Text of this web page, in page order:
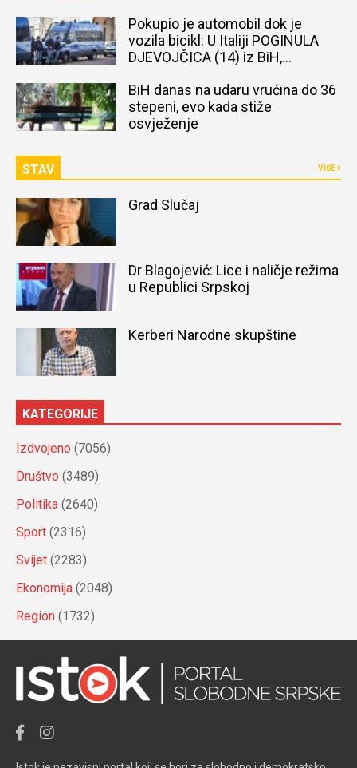
Pokupio je automobil dok je
vozila bicikl: U Italiji POGINULA
DJEVOJČICA (14) iz BiH,
BiH danas na udaru vrućina do 36
stepeni, evo kada stiže
osvježenje
STAV VIŠE
Grad Slučaj
Dr Blagojević: Lice i naličje režima
u Republici Srpskoj
Kerberi Narodne skupštine
KATEGORIJE
Izdvojeno (7056)
Društvo (3489)
Politika (2640)
Sport (2316)
Svijet (2283)
Ekonomija (2048)
Region (1732)